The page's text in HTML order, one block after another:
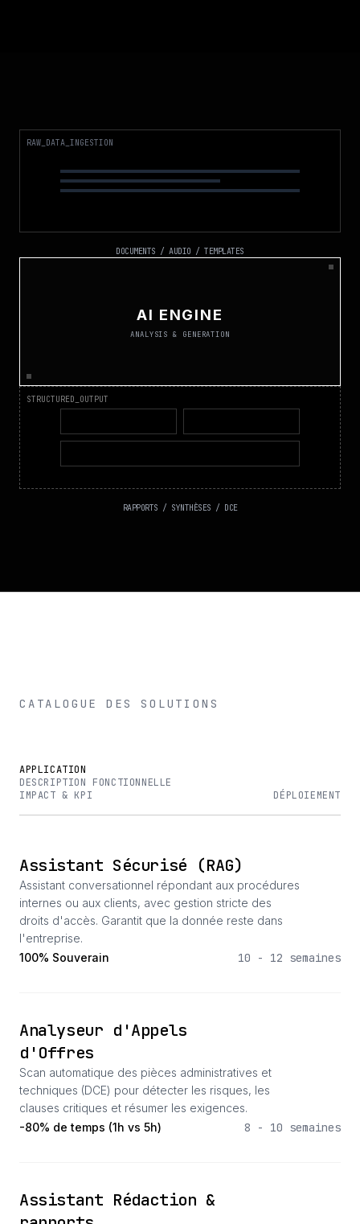
RAW_DATA_INGESTION
DOCUMENTS / AUDIO / TEMPLATES
AI ENGINE
ANALYSIS & GENERATION
STRUCTURED_OUTPUT
RAPPORTS / SYNTHÈSES / DCE
CATALOGUE DES SOLUTIONS
APPLICATION
DESCRIPTION FONCTIONNELLE
IMPACT & KPI
DÉPLOIEMENT
Assistant Sécurisé (RAG)
Assistant conversationnel répondant aux procédures
internes ou aux clients, avec gestion stricte des
droits d'accès. Garantit que la donnée reste dans
l'entreprise.
100% Souverain
10 - 12 semaines
Analyseur d'Appels
d'Offres
Scan automatique des pièces administratives et
techniques (DCE) pour détecter les risques, les
clauses critiques et résumer les exigences.
-80% de temps (1h vs 5h)
8 - 10 semaines
Assistant Rédaction &